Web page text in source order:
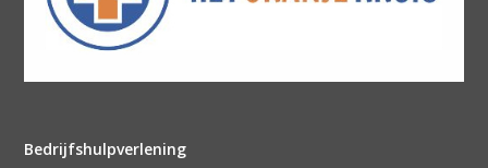
Bedrijfshulpverlening